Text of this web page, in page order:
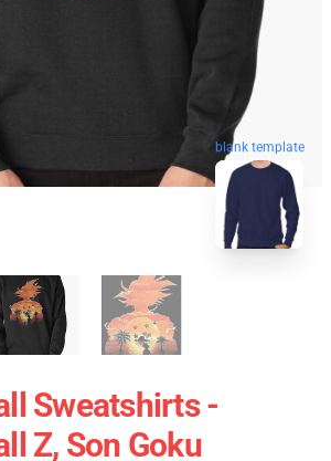
blank template
Sweatshirts -
Z, Son Goku